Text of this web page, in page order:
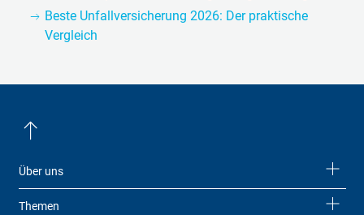
Beste Unfallversicherung 2026: Der praktische
Vergleich
Über uns
Themen